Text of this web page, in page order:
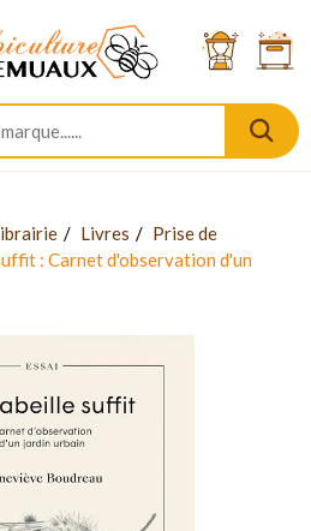
Livres
Prise de
: Carnet d'observation d'un